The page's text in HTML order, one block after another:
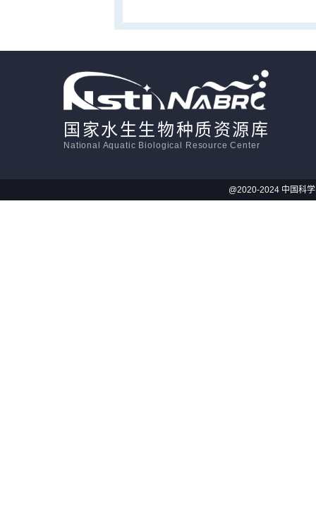
国家水生生物种质资源库
National Aquatic Biological Resource Center
@2020-2024 中国科